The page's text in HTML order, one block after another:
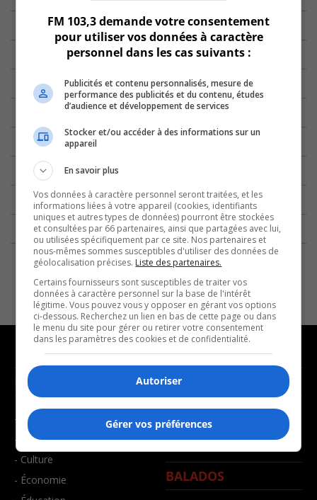
NOUVELLES
- Affaires municipales
- Communauté / Social
- Culture
- Économie
MUSIQUE
- Décompte franco
- Joué récemment
BALADOS
FM 103,3 demande votre consentement
pour utiliser vos données à caractère
personnel dans les cas suivants :
Publicités et contenu personnalisés, mesure de
performance des publicités et du contenu, études
d’audience et développement de services
Stocker et/ou accéder à des informations sur un
appareil
En savoir plus
Vos données à caractère personnel seront traitées, et les
informations liées à votre appareil (cookies, identifiants
uniques et autres types de données) pourront être stockées
et consultées par 66 partenaires, ainsi que partagées avec lui,
ou utilisées spécifiquement par ce site. Nos partenaires et
nous-mêmes sommes susceptibles d'utiliser des données de
géolocalisation précises. Liste des partenaires.
Certains fournisseurs sont susceptibles de traiter vos
données à caractère personnel sur la base de l'intérêt
légitime. Vous pouvez vous y opposer en gérant vos options
ci-dessous. Recherchez un lien en bas de cette page ou dans
le menu du site pour gérer ou retirer votre consentement
dans les paramètres des cookies et de confidentialité.
Autoriser
Gérer vos préférences